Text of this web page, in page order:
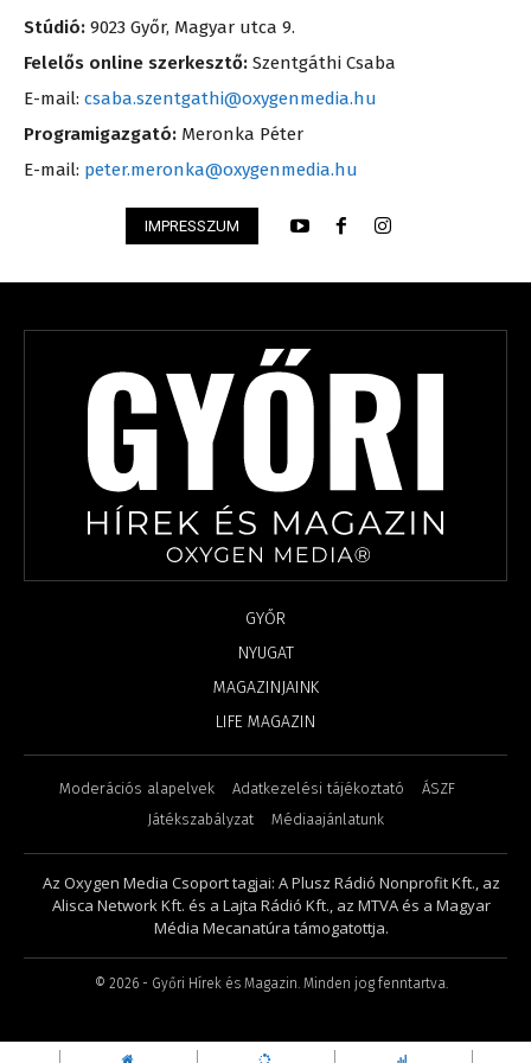
Stúdió: 9023 Győr, Magyar utca 9.
Felelős online szerkesztő: Szentgáthi Csaba
E-mail: csaba.szentgathi@oxygenmedia.hu
Programigazgató: Meronka Péter
E-mail: peter.meronka@oxygenmedia.hu
IMPRESSZUM
GYŐR
NYUGAT
MAGAZINJAINK
LIFE MAGAZIN
Moderációs alapelvek Adatkezelési tájékoztató
ÁSZF
Játékszabályzat
Médiaajánlatunk
Az Oxygen Media Csoport tagjai: A Plusz Rádió Nonprofit Kft., az
Alisca Network Kft. és a Lajta Rádió Kft., az MTVA és a Magyar
Média Mecanatúra támogatottja.
© 2026 - Győri Hírek és Magazin. Minden jog fenntartva.